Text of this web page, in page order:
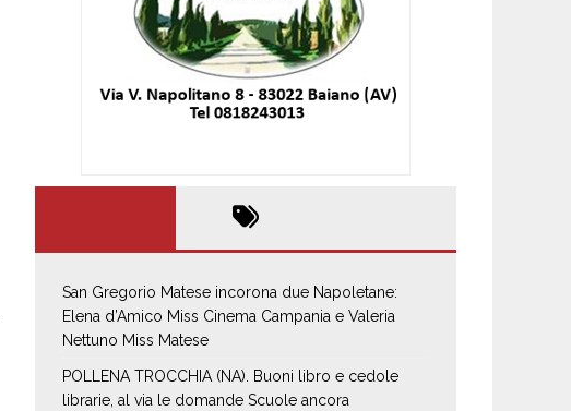
San Gregorio Matese incorona due Napoletane:
Elena d’Amico Miss Cinema Campania e Valeria
Nettuno Miss Matese
POLLENA TROCCHIA (NA). Buoni libro e cedole
librarie, al via le domande Scuole ancora